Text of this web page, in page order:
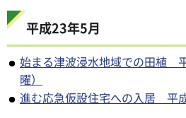
平成23年5月
始まる津波浸水地域での田植
曜）
進む応急仮設住宅への入居 平